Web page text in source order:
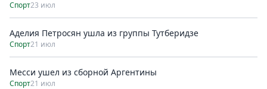
Спорт23 июл
Аделия Петросян ушла из группы Тутберидзе
Спорт21 июл
Месси ушел из сборной Аргентины
Спорт21 июл